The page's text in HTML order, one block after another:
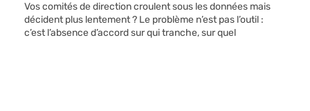
Vos comités de direction croulent sous les données mais
décident plus lentement ? Le problème n’est pas l’outil :
c’est l’absence d’accord sur qui tranche, sur quel